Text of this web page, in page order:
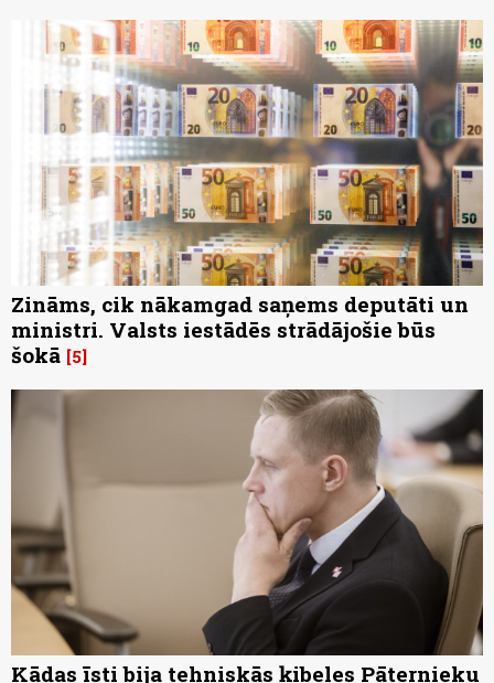
Zināms, cik nākamgad saņems deputāti un
ministri. Valsts iestādēs strādājošie būs
šokā 5
Kādas īsti bija tehniskās ķibeles Pāternieku